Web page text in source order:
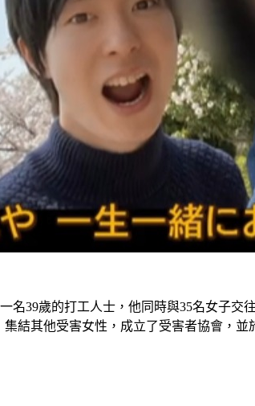
一名39歲的打工人士，他同時與35名女子
結其他受害女性，成立了受害者協會，